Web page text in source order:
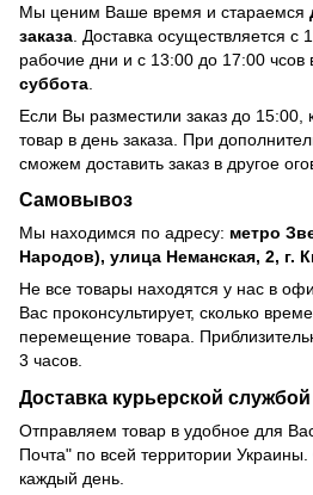
Мы ценим Ваше время и стараемся
заказа . Доставка осуществляется с
рабочие дни и с 13:00 до 17:00 чсов
суббота
Если Вы разместили заказ до 15:00,
товар в день заказа. При
сможем доставить заказ в другое
Самовывоз
Мы находимся по адресу: метро
Народов), улица Неманская, 2, г.
Не все товары находятся у нас в
Вас проконсультирует, сколько
перемещение товара.
3 часов.
Доставка курьерской
Отправляем товар в удобное для
Почта" по всей территории
каждый день.